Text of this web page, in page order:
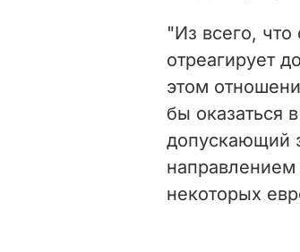
"Из всего,
отреагирует
этом
бы оказаться
допускающий
некоторых